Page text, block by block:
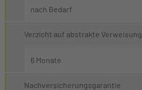
nach Bedarf
Verzicht auf abstrakte Verweisung
6 Monate
Nachversicherungsgarantie